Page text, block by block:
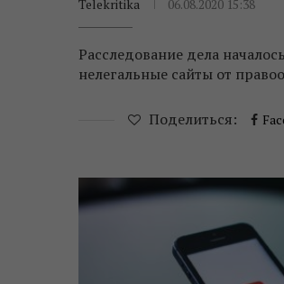
Telekritika 06.08.2020 15:38
Расследование дела
нелегальные сайты от
Поделиться: